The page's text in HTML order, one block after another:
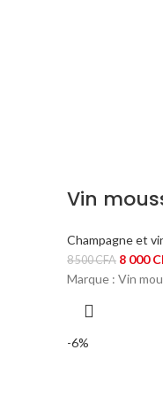
Vin
Champagne et
8 500CFA Le
prix
8 000
Marque : Vin
-6%